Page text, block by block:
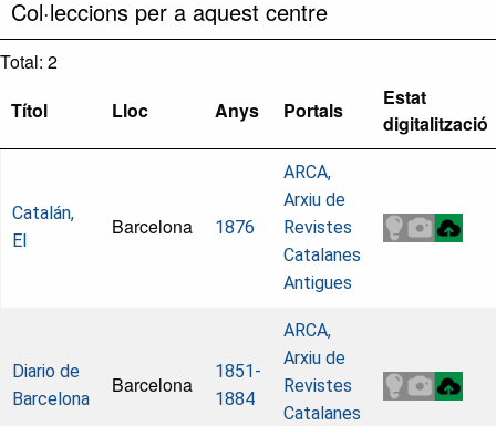
Col·leccions per a aquest centre
Total: 2
Títol
Lloc Anys Portals
Estat
digitalització
Catalán,
El
Barcelona 1876
ARCA,
Arxiu de
Revistes
Catalanes
Antigues
Diario de
Barcelona
Barcelona
1851-
1884
ARCA,
Arxiu de
Revistes
Catalanes